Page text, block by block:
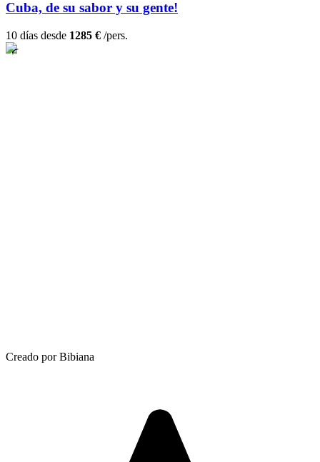
Cuba, de su sabor y su gente!
10 días desde 1285 € /pers.
Creado por Bibiana